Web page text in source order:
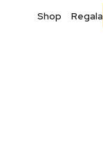
Shop Regala